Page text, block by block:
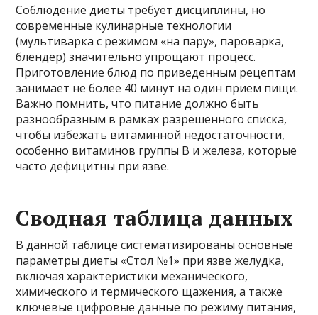
Соблюдение диеты требует дисциплины, но
современные кулинарные технологии
(мультиварка с режимом «на пару», пароварка,
блендер) значительно упрощают процесс.
Приготовление блюд по приведенным рецептам
занимает не более 40 минут на один прием пищи.
Важно помнить, что питание должно быть
разнообразным в рамках разрешенного списка,
чтобы избежать витаминной недостаточности,
особенно витаминов группы B и железа, которые
часто дефицитны при язве.
Сводная таблица данных
В данной таблице систематизированы основные
параметры диеты «Стол №1» при язве желудка,
включая характеристики механического,
химического и термического щажения, а также
ключевые цифровые данные по режиму питания,